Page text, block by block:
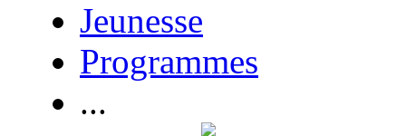
Jeunesse
Programmes
...